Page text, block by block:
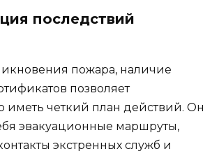
последствий
пожара, наличие
позволяет
иметь четкий план действий. Он
эвакуационные маршруты,
экстренных служб и